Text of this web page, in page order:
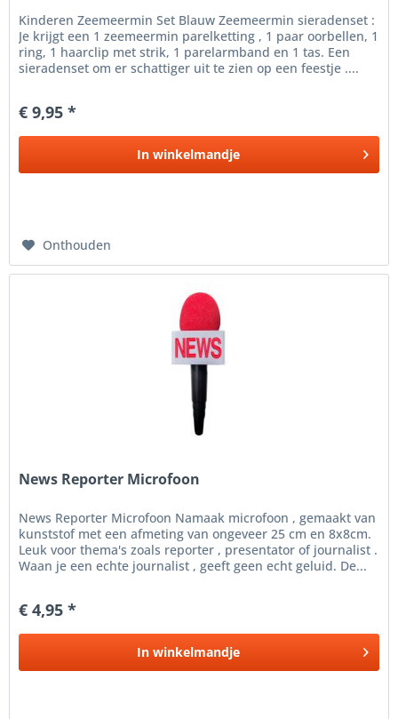
Kinderen Zeemeermin Set Blauw Zeemeermin sieradenset :
Je krijgt een 1 zeemeermin parelketting , 1 paar oorbellen, 1
ring, 1 haarclip met strik, 1 parelarmband en 1 tas. Een
sieradenset om er schattiger uit te zien op een feestje ....
€ 9,95 *
In winkelmandje
Onthouden
News Reporter Microfoon
News Reporter Microfoon Namaak microfoon , gemaakt van
kunststof met een afmeting van ongeveer 25 cm en 8x8cm.
Leuk voor thema's zoals reporter , presentator of journalist .
Waan je een echte journalist , geeft geen echt geluid. De...
€ 4,95 *
In winkelmandje